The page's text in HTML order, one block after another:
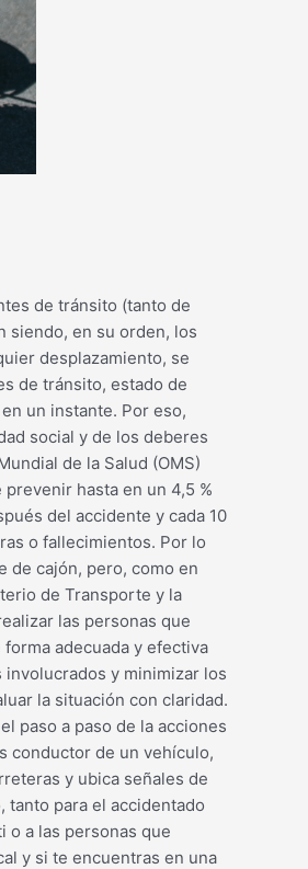
de tránsito (tanto de
siendo, en su orden, los
desplazamiento, se
de tránsito, estado de
un instante. Por eso,
social y de los deberes
de la Salud (OMS)
hasta en un 4,5 %
del accidente y cada 10
o fallecimientos. Por lo
de cajón, pero, como en
de Transporte y la
las personas que
adecuada y efectiva
y minimizar los
la situación con claridad.
paso a paso de la acciones
conductor de un vehículo,
y ubica señales de
tanto para el accidentado
o a las personas que
y si te encuentras en una